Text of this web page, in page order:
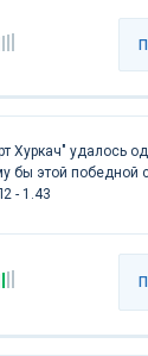
Хуркач" удалось
бы этой победной
- 1.43